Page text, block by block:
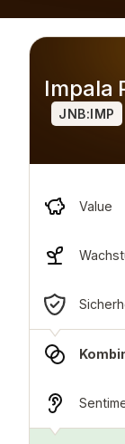
Impala
JNB:IMP
Value